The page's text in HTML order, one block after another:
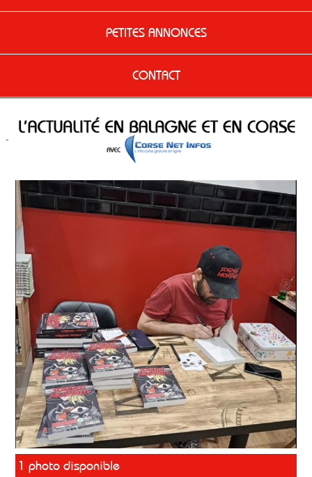
PETITES ANNONCES
CONTACT
1 photo disponible